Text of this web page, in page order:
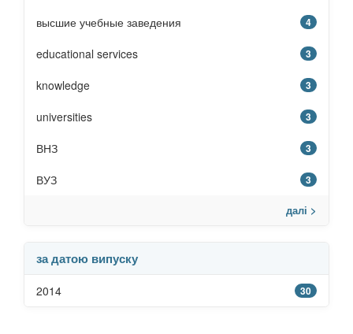
высшие учебные заведения 4
educational services 3
knowledge 3
universities 3
ВНЗ 3
ВУЗ 3
далі >
за датою випуску
2014 30